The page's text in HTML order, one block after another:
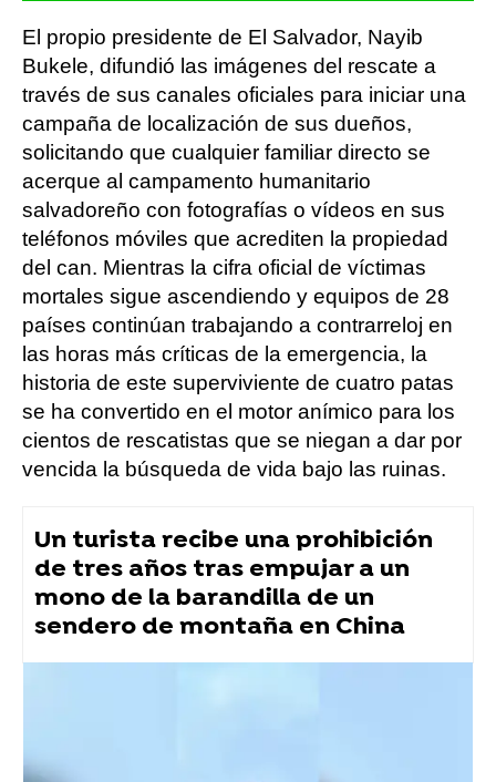
El propio presidente de El Salvador, Nayib
Bukele, difundió las imágenes del rescate a
través de sus canales oficiales para iniciar una
campaña de localización de sus dueños,
solicitando que cualquier familiar directo se
acerque al campamento humanitario
salvadoreño con fotografías o vídeos en sus
teléfonos móviles que acrediten la propiedad
del can. Mientras la cifra oficial de víctimas
mortales sigue ascendiendo y equipos de 28
países continúan trabajando a contrarreloj en
las horas más críticas de la emergencia, la
historia de este superviviente de cuatro patas
se ha convertido en el motor anímico para los
cientos de rescatistas que se niegan a dar por
vencida la búsqueda de vida bajo las ruinas.
Un turista recibe una prohibición
de tres años tras empujar a un
mono de la barandilla de un
sendero de montaña en China
Flooxer Now